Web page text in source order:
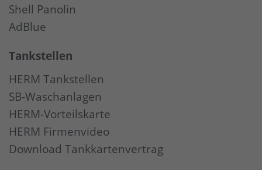
Shell Panolin
AdBlue
Tankstellen
HERM Tankstellen
SB-Waschanlagen
HERM-Vorteilskarte
HERM Firmenvideo
Download Tankkartenvertrag